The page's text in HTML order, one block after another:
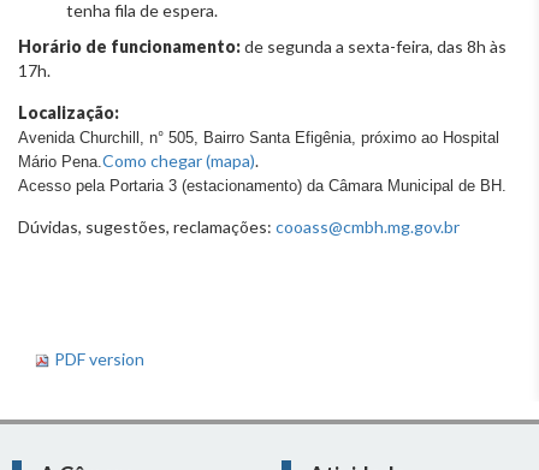
tenha fila de espera.
Horário de funcionamento:de segunda a sexta-feira, das 8h às
17h.
Localização:
Avenida Churchill, n° 505, Bairro Santa Efigênia, próximo ao Hospital
Mário Pena.Como chegar (mapa).
Acesso pela Portaria 3 (estacionamento) da Câmara Municipal de BH.
Dúvidas, sugestões, reclamações: cooass@cmbh.mg.gov.br
PDF version